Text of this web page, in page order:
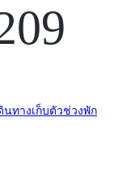
นทางเก็บตัวช่วงพัก